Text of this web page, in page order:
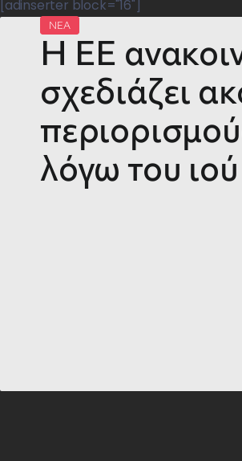
[adinserter block="16"]
ΝΕΑ
Η ΕΕ
σχεδιάζει
λόγω του ιού